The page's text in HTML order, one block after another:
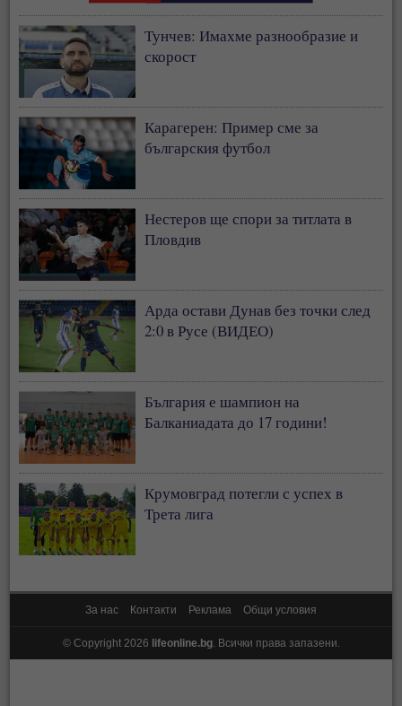
Тунчев: Имахме разнообразие и
скорост
Карагерен: Пример сме за
българския футбол
Нестеров ще спори за титлата в
Пловдив
Арда остави Дунав без точки след
2:0 в Русе (ВИДЕО)
България е шампион на
Балканиадата до 17 години!
Крумовград потегли с успех в
Трета лига
За нас Контакти Реклама Общи условия
© Copyright 2026 lifeonline.bg. Всички права запазени.